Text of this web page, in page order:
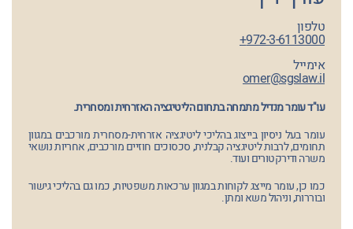
טלפון
972-3-6113000+
אימייל
omer@sgslaw.il
עו"ד עומר מנדיל מתמחה בתחום הליטיגציה האזרחית ומסחרית.
עומר בעל ניסיון בייצוג בהליכי ליטיגציה אזרחית-מסחרית מורכבים במגוון
תחומים, לרבות ליטיגציה קבלנית, סכסוכים חוזיים מורכבים, אחריות נושאי
משרה ודירקטורים ועוד.
כמו כן, עומר מייצג לקוחות במגוון ערכאות משפטיות, כמו גם בהליכי גישור
ובוררות, וניהול משא ומתן.